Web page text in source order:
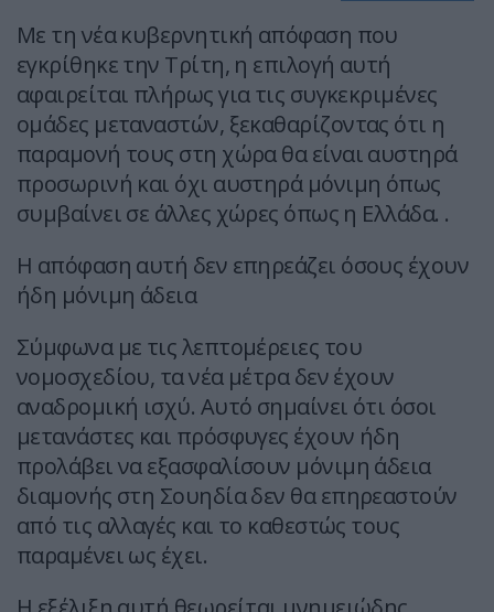
Με τη νέα κυβερνητική απόφαση που
εγκρίθηκε την Τρίτη, η επιλογή αυτή
αφαιρείται πλήρως για τις συγκεκριμένες
ομάδες μεταναστών, ξεκαθαρίζοντας ότι η
παραμονή τους στη χώρα θα είναι αυστηρά
προσωρινή και όχι αυστηρά μόνιμη όπως
συμβαίνει σε άλλες χώρες όπως η Ελλάδα. .
Η απόφαση αυτή δεν επηρεάζει όσους έχουν
ήδη μόνιμη άδεια
Σύμφωνα με τις λεπτομέρειες του
νομοσχεδίου, τα νέα μέτρα δεν έχουν
αναδρομική ισχύ. Αυτό σημαίνει ότι όσοι
μετανάστες και πρόσφυγες έχουν ήδη
προλάβει να εξασφαλίσουν μόνιμη άδεια
διαμονής στη Σουηδία δεν θα επηρεαστούν
από τις αλλαγές και το καθεστώς τους
παραμένει ως έχει.